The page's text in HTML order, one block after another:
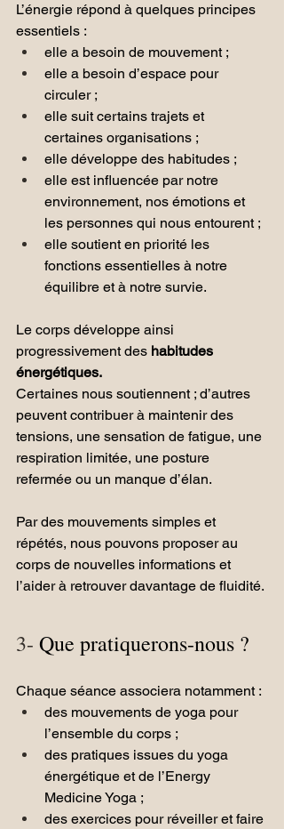
L’énergie répond à quelques principes
essentiels :
elle a besoin de mouvement ;
elle a besoin d’espace pour
circuler ;
elle suit certains trajets et
certaines organisations ;
elle développe des habitudes ;
elle est influencée par notre
environnement, nos émotions et
les personnes qui nous entourent ;
elle soutient en priorité les
fonctions essentielles à notre
équilibre et à notre survie.
Le corps développe ainsi
progressivement des habitudes
énergétiques.
Certaines nous soutiennent ; d’autres
peuvent contribuer à maintenir des
tensions, une sensation de fatigue, une
respiration limitée, une posture
refermée ou un manque d’élan.
Par des mouvements simples et
répétés, nous pouvons proposer au
corps de nouvelles informations et
l’aider à retrouver davantage de fluidité.
3- Que pratiquerons-nous ?
Chaque séance associera notamment :
des mouvements de yoga pour
l’ensemble du corps ;
des pratiques issues du yoga
énergétique et de l’Energy
Medicine Yoga ;
des exercices pour réveiller et faire